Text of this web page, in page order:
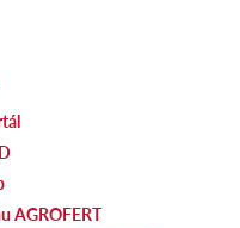
AGROFERT